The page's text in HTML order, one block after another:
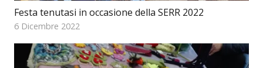
Festa tenutasi in occasione della SERR 2022
6 Dicembre 2022